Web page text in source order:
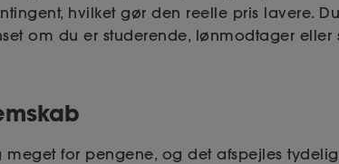
hvilket gør den reelle pris lavere.
om du er studerende, lønmodtager
meget for pengene, og det afspejles